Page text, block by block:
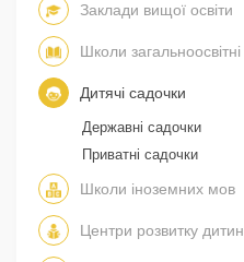
Заклади вищої освіти
Школи загальноосвітні
Дитячі садочки
Державні садочки
Приватні садочки
Школи іноземних мов
Центри розвитку